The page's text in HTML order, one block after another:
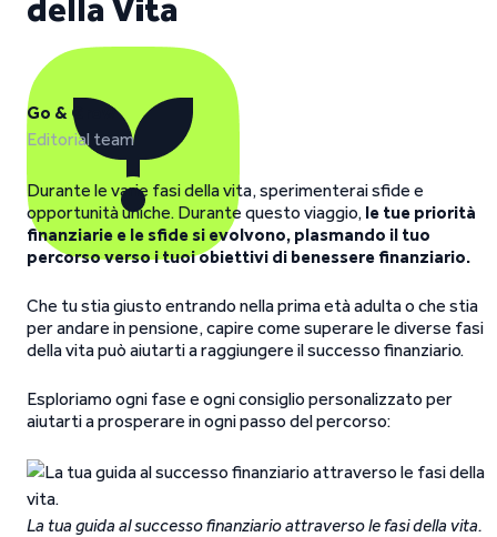
della Vita
Go & Grow
Editorial team
Durante le varie fasi della vita, sperimenterai sfide e
opportunità uniche. Durante questo viaggio, le tue priorità
finanziarie e le sfide si evolvono, plasmando il tuo
percorso verso i tuoi obiettivi di benessere finanziario.
Che tu stia giusto entrando nella prima età adulta o che stia
per andare in pensione, capire come superare le diverse fasi
della vita può aiutarti a raggiungere il successo finanziario.
Esploriamo ogni fase e ogni consiglio personalizzato per
aiutarti a prosperare in ogni passo del percorso:
La tua guida al successo finanziario attraverso le fasi della vita.